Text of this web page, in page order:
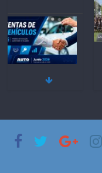
Mercado
nacional cierra
2026